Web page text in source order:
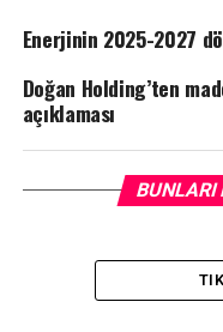
Enerjinin 2025-2027
Doğan Holding’ten
açıklaması
BUNLARI